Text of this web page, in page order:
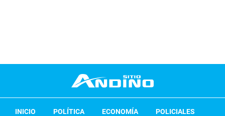
INICIO POLÍTICA ECONOMÍA
POLICIALES